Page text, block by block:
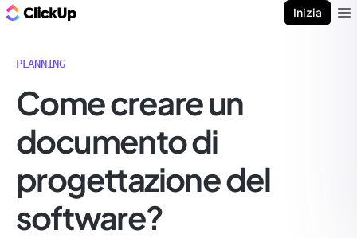
Inizia
PLANNING
Come creare un
documento di
progettazione del
software?